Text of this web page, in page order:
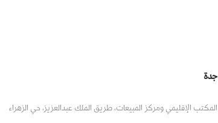
جدة
المكتب الإقليمي ومركز المبيعات، طريق الملك عبدالعزيز، حي الزهراء